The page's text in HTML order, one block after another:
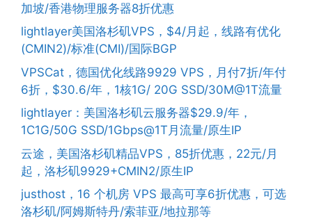
加坡/香港物理服务器8折优惠
lightlayer美国洛杉矶VPS，$4/月起，线路有优化
(CMIN2)/标准(CMI)/国际BGP
VPSCat，德国优化线路9929 VPS，月付7折/年付
6折，$30.6/年，1核1G/ 20G SSD/30M@1T流量
lightlayer：美国洛杉矶云服务器$29.9/年，
1C1G/50G SSD/1Gbps@1T月流量/原生IP
云途，美国洛杉矶精品VPS，85折优惠，22元/月
起，洛杉矶9929+CMIN2/原生IP
justhost，16 个机房 VPS 最高可享6折优惠，可选
洛杉矶/阿姆斯特丹/索菲亚/地拉那等